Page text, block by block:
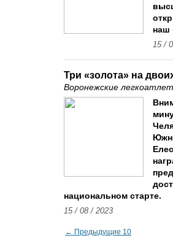
наш
15 /
Три «золота» на
Воронежские
национальном старте.
15 / 08 / 2023
← Предыдущие 10